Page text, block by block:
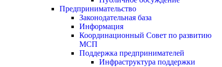
Предпринимательство
Законодательная база
Информация
Координационный Совет по развитию
МСП
Поддержка предпринимателей
Инфраструктура поддержки